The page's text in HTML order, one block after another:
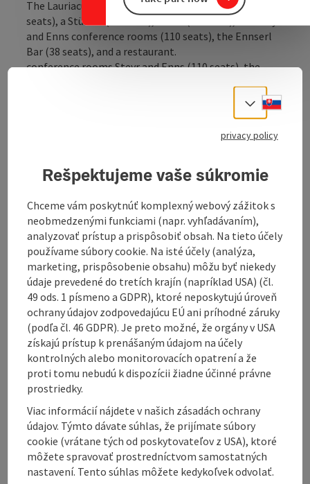
The Lauriacum Restaurant has a restaurant (110
seats), a Stüberl (62 seats), a café (48 seats), the Steyr
and Enns conference rooms (110 seats), the Ennserl
Bar (38 seats), and a restaurant.
conference rooms Steyr and Enns (110 seats), the
Restaurant. Special weekend rates are offered at
Specialities: Alaskan wild salmon with garlic and black
saddle of rabbit on Korean sauce with homemade
vegetable noodles, veal cream puff pastry with
roasted napkin dumplings.
See also Austria Classic Hotel Lauriacum!
Contact
Opening hours
Kitchen
Equipment
Select
privacy policy
Rešpektujeme vaše súkromie
Chceme vám poskytnúť komplexný webový zážitok s
neobmedzenými funkciami (napr. vyhľadávaním),
analyzovať prístup a prispôsobiť obsah. Na tieto účely
používame súbory cookie. Na isté účely (analýza,
marketing, prispôsobenie obsahu) môžu byť niekedy
údaje prevedené do tretích krajín (napríklad USA) (čl.
49 ods. 1 písmeno a GDPR), ktoré neposkytujú úroveň
ochrany údajov zodpovedajúcu EÚ ani príhodné záruky
(podľa čl. 46 GDPR). Je preto možné, že orgány v USA
získajú prístup k prenášaným údajom na účely
kontrolných alebo monitorovacích opatrení a že
proti tomu nebudú k dispozícii žiadne účinné právne
prostriedky.
Viac informácií nájdete v našich zásadách ochrany
údajov. Týmto dávate súhlas, že prijímate súbory
cookie (vrátane tých od poskytovateľov z USA), ktoré
môžete spravovať prostredníctvom samostatných
nastavení. Tento súhlas môžete kedykoľvek odvolať.